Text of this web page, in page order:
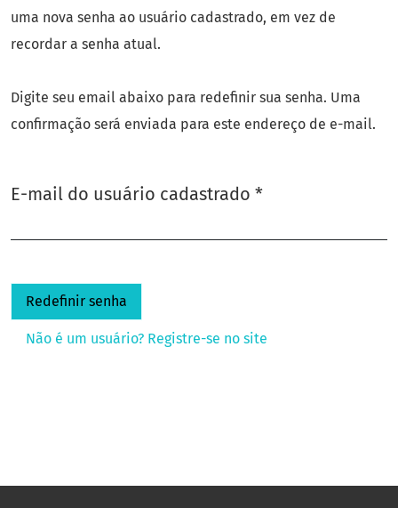
uma nova senha ao usuário cadastrado, em vez de
recordar a senha atual.
Digite seu email abaixo para redefinir sua senha. Uma
confirmação será enviada para este endereço de e-mail.
E-mail do usuário cadastrado *Obrigatório
Redefinir senha
Não é um usuário? Registre-se no site